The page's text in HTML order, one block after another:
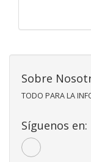
Sobre
TODO PARA LA
Síguenos en: